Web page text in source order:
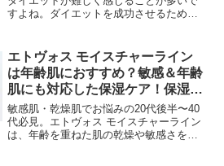
すよね。ダイエットを成功させるために
るためには、プロテインの摂取が非常に
重要です。そんな時に頼りになるのが、
ReXeR（レクサー）の「CFMホエイプロ
テイン」です。このプロテインは、美味
しさと栄養価の高さを兼ね備え、ダイエ
ット中の女性にとって理想的な選択肢と
なります。
エトヴォス モイスチャーライン
は年齢肌におすすめ？敏感＆年齢
肌にも対応した保湿ケア！保湿ケ
アに最適な理由
敏感肌・乾燥肌でお悩みの20代後半〜40
代必見。エトヴォス モイスチャーライン
は、年齢を重ねた肌の乾燥や敏感さをケ